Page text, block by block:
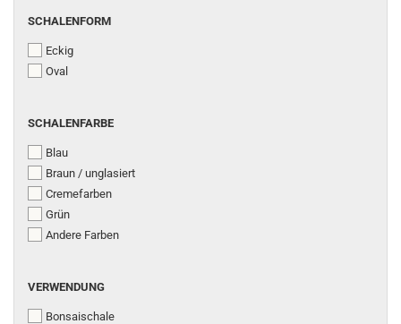
SCHALENFORM
SCHALENFORM
Eckig
Oval
SCHALENFARBE
SCHALENFARBE
Blau
Braun / unglasiert
Cremefarben
Grün
Andere Farben
VERWENDUNG
VERWENDUNG
Bonsaischale